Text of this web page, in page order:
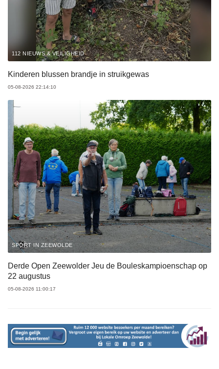
112 NIEUWS & VEILIGHEID
Kinderen blussen brandje in struikgewas
05-08-2026 22:14:10
SPORT IN ZEEWOLDE
Derde Open Zeewolder Jeu de Bouleskampioenschap op
22 augustus
05-08-2026 11:00:17